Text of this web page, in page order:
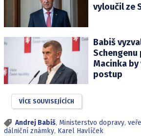
vyloučil ze
Babiš
Schengenu
Macinka
postup
VÍCE SOUVISEJÍCÍCH
Andrej Babiš, Ministerstvo dopravy,
dálniční známky, Karel Havlíček